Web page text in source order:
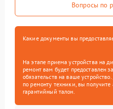
Вопросы по
Какие документы вы
На этапе приема устройства на
ремонт вам будет предоставлен
обязательств на ваше
по ремонту техники, вы
гарантийный талон.